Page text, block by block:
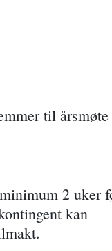
til
2 uker
kan